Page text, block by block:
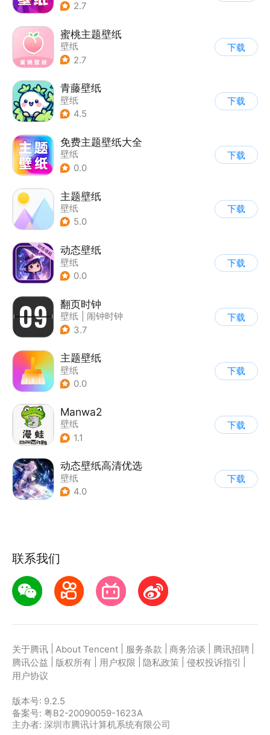
2.7
蜜桃主题壁纸
壁纸
2.7
下载
青藤壁纸
壁纸
4.5
下载
免费主题壁纸大全
壁纸
0.0
下载
主题壁纸
壁纸
5.0
下载
动态壁纸
壁纸
0.0
下载
翻页时钟
壁纸
闹钟时钟
3.7
下载
主题壁纸
壁纸
0.0
下载
Manwa2
壁纸
1.1
下载
动态壁纸高清优选
壁纸
4.0
下载
联系我们
关于腾讯 About Tencent 服务条款 商务洽谈 腾讯招聘
腾讯公益
版权所有 用户权限 隐私政策 侵权投诉指引
用户协议
版本号: 9.2.5
备案号: 粤B2-20090059-1623A
主办者: 深圳市腾讯计算机系统有限公司